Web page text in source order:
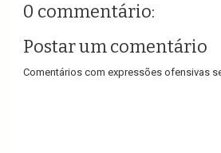
0 commentário:
Postar um comentário
Comentários com expressões ofensivas